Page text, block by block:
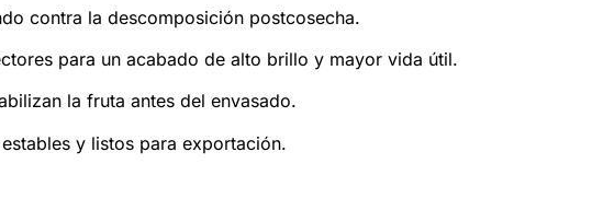
contra la descomposición postcosecha.
para un acabado de alto brillo y mayor vida útil.
la fruta antes del envasado.
y listos para exportación.